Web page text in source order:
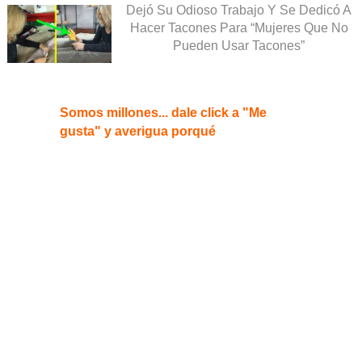
Dejó Su Odioso Trabajo Y Se Dedicó A
Hacer Tacones Para “Mujeres Que No
Pueden Usar Tacones”
Somos millones... dale click a "Me
gusta" y averigua porqué